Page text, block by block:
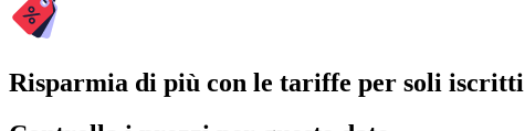
Risparmia di più con le tariffe per soli iscritti